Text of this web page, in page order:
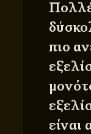
πιο
είναι